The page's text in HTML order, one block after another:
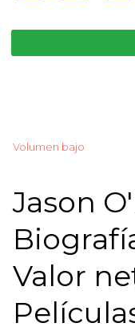
Volumen bajo
Jason
Valor